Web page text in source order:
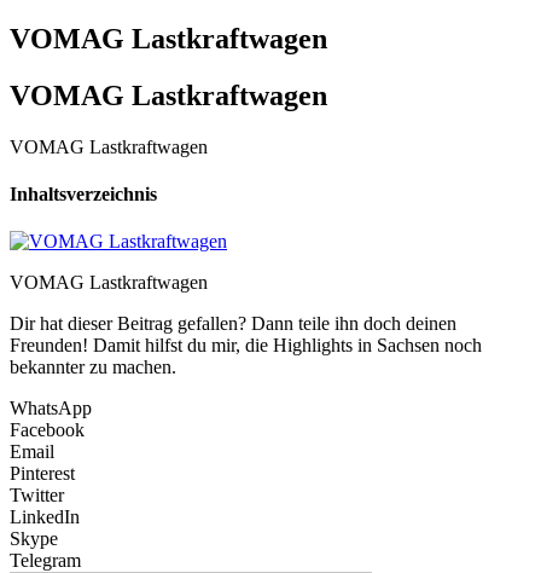
VOMAG Lastkraftwagen
VOMAG Lastkraftwagen
VOMAG Lastkraftwagen
Inhaltsverzeichnis
VOMAG Lastkraftwagen
Dir hat dieser Beitrag gefallen? Dann teile ihn doch deinen
Freunden! Damit hilfst du mir, die Highlights in Sachsen noch
bekannter zu machen.
WhatsApp
Facebook
Email
Pinterest
Twitter
LinkedIn
Skype
Telegram